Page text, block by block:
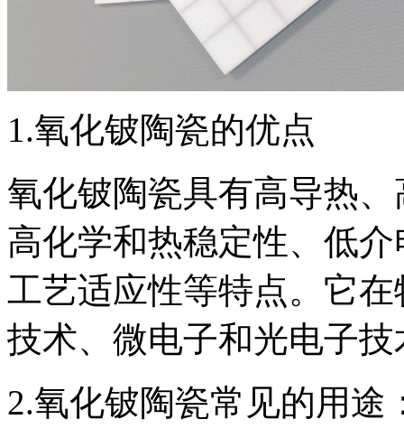
1.氧化铍陶瓷的优点
氧化铍陶瓷具有高导热
高化学和热稳定性、低
工艺适应性等特点。它
技术、微电子和光电子
2.氧化铍陶瓷常见的用途